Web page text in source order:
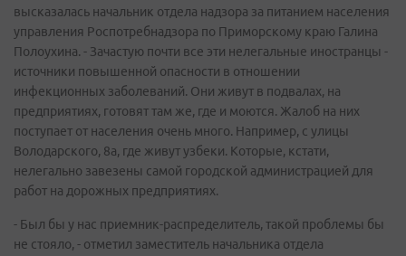
высказалась начальник отдела надзора за питанием населения
управления Роспотребнадзора по Приморскому краю Галина
Полоухина. - Зачастую почти все эти нелегальные иностранцы -
источники повышенной опасности в отношении
инфекционных заболеваний. Они живут в подвалах, на
предприятиях, готовят там же, где и моются. Жалоб на них
поступает от населения очень много. Например, с улицы
Володарского, 8а, где живут узбеки. Которые, кстати,
нелегально завезены самой городской администрацией для
работ на дорожных предприятиях.
- Был бы у нас приемник-распределитель, такой проблемы бы
не стояло, - отметил заместитель начальника отдела